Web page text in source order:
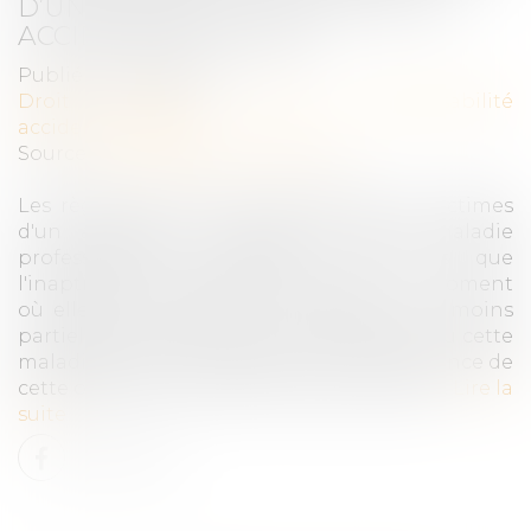
D’UN SALARIÉ À LA SUITE D’UN
ACCIDENT DE TRAVAIL
Publié le :
Droit du travail - Salariés
Responsabilité
accident du travail
Source :
Les règles protectrices applicables aux victimes
d'un accident du travail ou d'une maladie
professionnelle s'appliquent dès lors que
l'inaptitude du salarié, quel que soit le moment
où elle est constatée ou invoquée, a, au moins
partiellement, pour origine cet accident ou cette
maladie et que l'employeur avait connaissance de
cette origine au moment du licenciement...
Lire la
suite